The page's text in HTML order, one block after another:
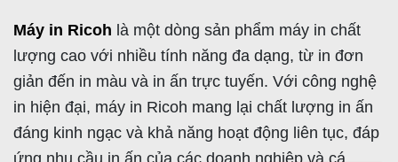
Máy in Ricoh là một dòng sản phẩm máy in chất
lượng cao với nhiều tính năng đa dạng, từ in đơn
giản đến in màu và in ấn trực tuyến. Với công nghệ
in hiện đại, máy in Ricoh mang lại chất lượng in ấn
đáng kinh ngạc và khả năng hoạt động liên tục, đáp
ứng nhu cầu in ấn của các doanh nghiệp và cá